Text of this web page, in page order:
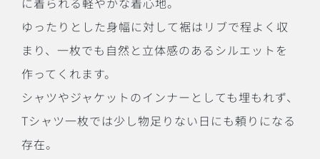
ゆったりとした身幅に対して裾はリブで程よく収
まり、一枚でも自然と立体感のあるシルエットを
作ってくれます。
シャツやジャケットのインナーとしても埋もれず、
Tシャツ一枚では少し物足りない日にも頼りになる
存在。